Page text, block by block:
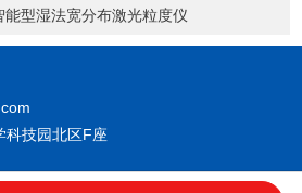
型湿法宽分布激光粒度仪
科技园北区F座